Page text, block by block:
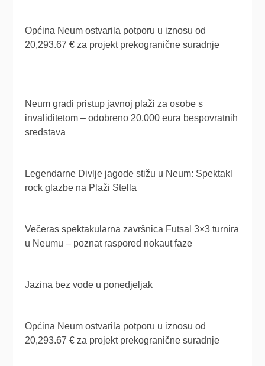
Općina Neum ostvarila potporu u iznosu od
20,293.67 € za projekt prekogranične suradnje
Neum gradi pristup javnoj plaži za osobe s
invaliditetom – odobreno 20.000 eura bespovratnih
sredstava
Legendarne Divlje jagode stižu u Neum: Spektakl
rock glazbe na Plaži Stella
Večeras spektakularna završnica Futsal 3×3 turnira
u Neumu – poznat raspored nokaut faze
Jazina bez vode u ponedjeljak
Općina Neum ostvarila potporu u iznosu od
20,293.67 € za projekt prekogranične suradnje